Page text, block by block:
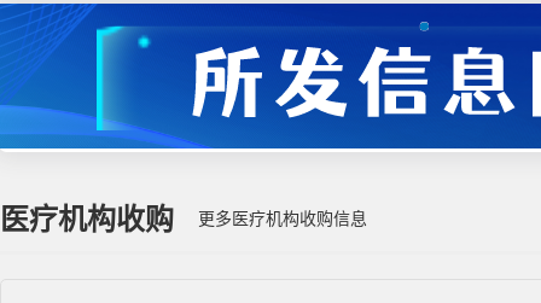
医疗机构收购 更多医疗机构收购信息